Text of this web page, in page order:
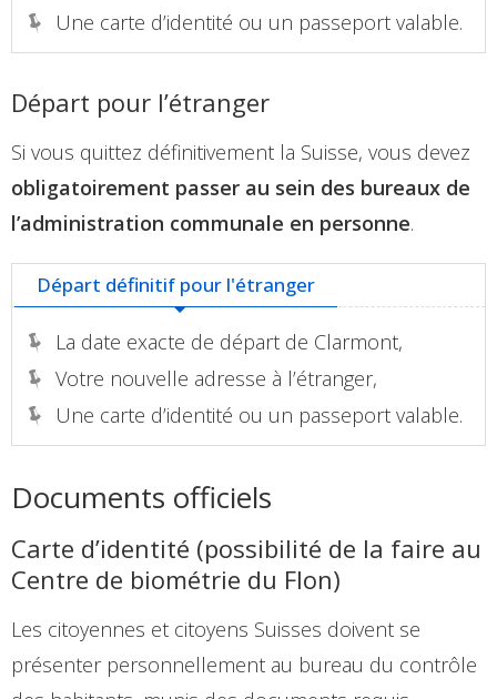
Une carte d’identité ou un passeport valable.
Départ pour l’étranger
Si vous quittez définitivement la Suisse, vous devez
obligatoirement passer au sein des bureaux de
l’administration communale en personne.
Départ définitif pour l'étranger
La date exacte de départ de Clarmont,
Votre nouvelle adresse à l’étranger,
Une carte d’identité ou un passeport valable.
Documents officiels
Carte d’identité (possibilité de la faire au
Centre de biométrie du Flon)
Les citoyennes et citoyens Suisses doivent se
présenter personnellement au bureau du contrôle